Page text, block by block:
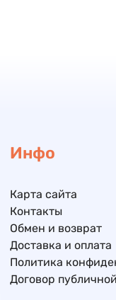
Инфо
Карта сайта
Контакты
Обмен и возврат
Доставка и оплата
Политика
Договор